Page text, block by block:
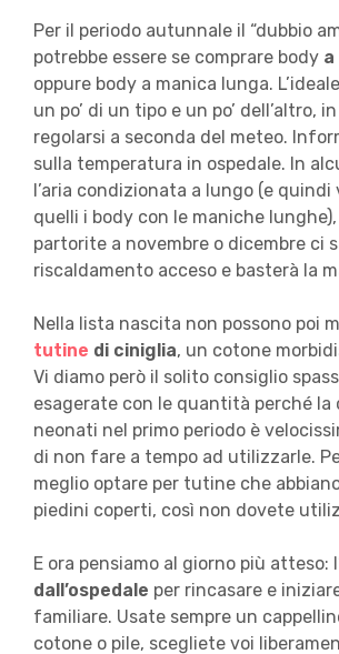
Per il periodo autunnale il “dubbio
potrebbe essere se comprare body
oppure body a manica lunga.
un po’ di un tipo e un po’ dell’altro,
regolarsi a seconda del meteo.
sulla temperatura in ospedale. In
l’aria condizionata a lungo (e quindi
quelli i body con le maniche lunghe),
partorite a novembre o dicembre ci
riscaldamento acceso e basterà la
Nella lista nascita non possono poi
tutine di ciniglia, un cotone
Vi diamo però il solito consiglio
esagerate con le quantità perché la
neonati nel primo periodo è
di non fare a tempo ad utilizzarle.
meglio optare per tutine che
piedini coperti, così non dovete
E ora pensiamo al giorno più atteso:
dall’ospedale per rincasare e
familiare. Usate sempre un
cotone o pile, scegliete voi